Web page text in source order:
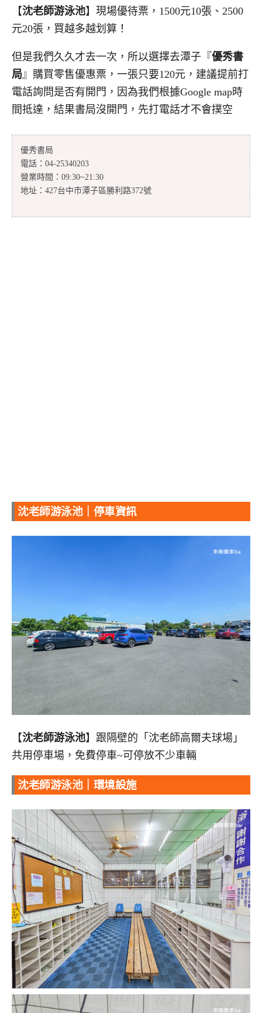
【沈老師游泳池】現場優待票，1500元10張、2500
元20張，買越多越划算！
但是我們久久才去一次，所以選擇去潭子『 優秀書
局』購買零售優惠票，一張只要120元，建議提前打
電話詢問是否有開門，因為我們根據Google map時
間抵達，結果書局沒開門，先打電話才不會撲空
優秀書局
電話：04-25340203
營業時間：09:30~21:30
地址：427台中市潭子區勝利路372號
沈老師游泳池｜停車資訊
【沈老師游泳池】跟隔壁的「沈老師高爾夫球場」
共用停車場，免費停車~可停放不少車輛
沈老師游泳池｜環境設施